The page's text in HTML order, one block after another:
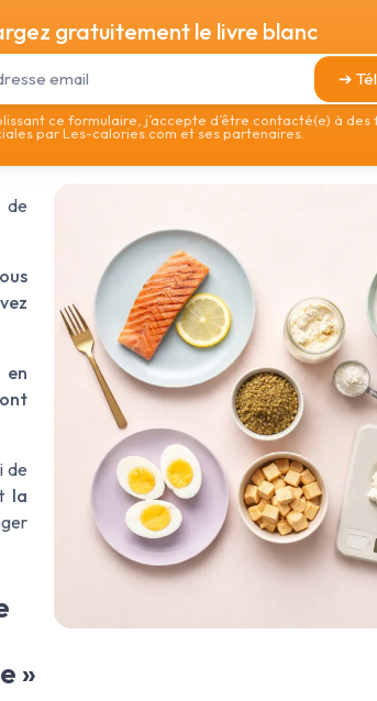
gratuitement le livre blanc
➔
ce formulaire, j’accepte d’être contacté(e) à des
par Les-calories.com et ses partenaires.
de
de
la
»